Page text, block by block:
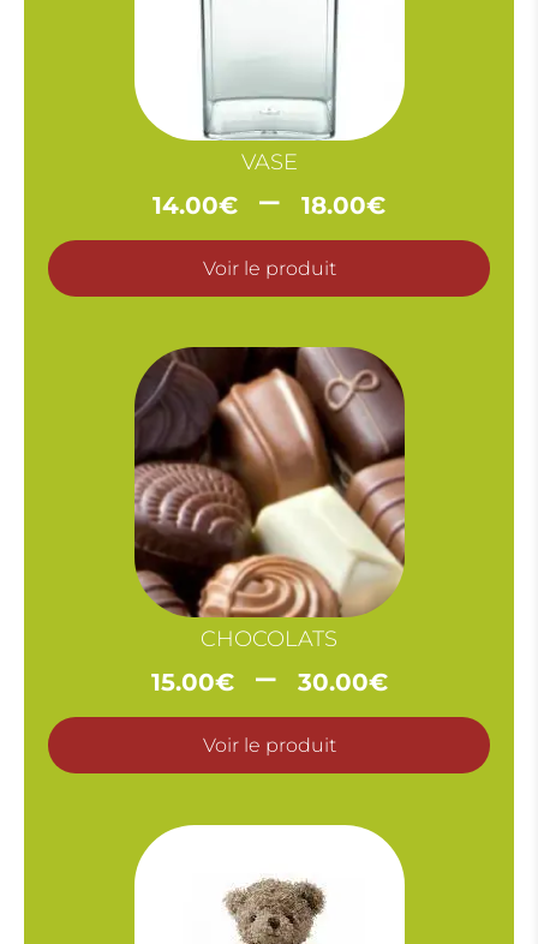
VASE
14.00€ – 18.00€Plage
de
prix :
14.00€
18.00€
Voir le produit
CHOCOLATS
15.00€ – 30.00€Plage
de
prix :
15.00€
30.00€
Voir le produit